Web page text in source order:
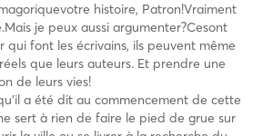
histoire, Patron!Vraiment
je peux aussi argumenter?Cesont
qui font les écrivains, ils peuvent même
que leurs auteurs. Et prendre une
de leurs vies!
a été dit au commencement de cette
sert à rien de faire le pied de grue sur